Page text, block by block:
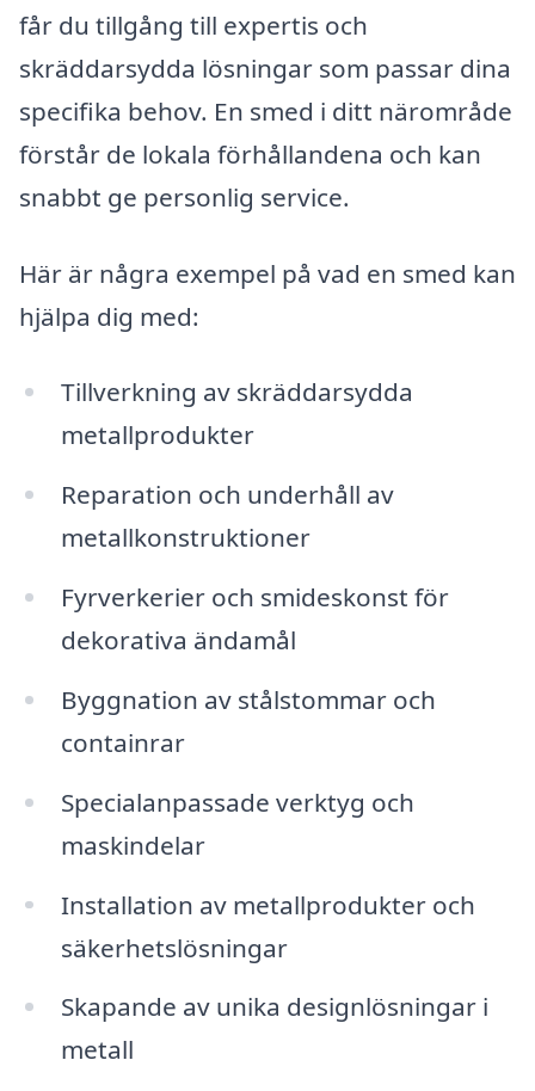
får du tillgång till expertis och
skräddarsydda lösningar som passar dina
specifika behov. En smed i ditt närområde
förstår de lokala förhållandena och kan
snabbt ge personlig service.
Här är några exempel på vad en smed kan
hjälpa dig med:
Tillverkning av skräddarsydda
metallprodukter
Reparation och underhåll av
metallkonstruktioner
Fyrverkerier och smideskonst för
dekorativa ändamål
Byggnation av stålstommar och
containrar
Specialanpassade verktyg och
maskindelar
Installation av metallprodukter och
säkerhetslösningar
Skapande av unika designlösningar i
metall